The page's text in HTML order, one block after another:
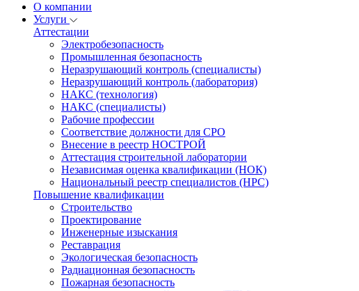
О компании
Услуги
Аттестации
Электробезопасность
Промышленная безопасность
Неразрушающий контроль (специалисты)
Неразрушающий контроль (лаборатория)
НАКС (технология)
НАКС (специалисты)
Рабочие профессии
Соответствие должности для СРО
Внесение в реестр НОСТРОЙ
Аттестация строительной лаборатории
Независимая оценка квалификации (НОК)
Национальный реестр специалистов (НРС)
Повышение квалификации
Строительство
Проектирование
Инженерные изыскания
Реставрация
Экологическая безопасность
Радиационная безопасность
Пожарная безопасность